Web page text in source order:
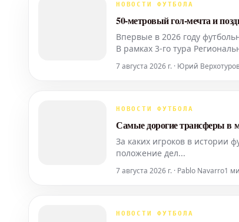
НОВОСТИ ФУТБОЛА
50-метровый гол-мечта и
Впервые в 2026 году
В рамках 3-го тура
счетом 3:2. Начало этой
7 августа 2026 г. · Юрий
НОВОСТИ ФУТБОЛА
Самые дорогие трансферы в
За каких игроков в истории
положение дел...
7 августа 2026 г. · Pablo Navarro1
НОВОСТИ ФУТБОЛА